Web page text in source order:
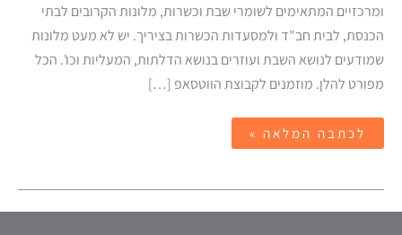
ומרכזיים המתאימים לשומרי שבת וכשרות, מלונות הקרובים לבתי
הכנסת, לבית חב"ד ולמסעדות הכשרות בציריך. יש לא מעט מלונות
שמודעים לנושא השבת ועוזרים בנושא הדלתות, המעליות וכו'. הכל
מפורט להלן. מוזמנים לקבוצת הווטסאפ […]
לכתבה המלאה »